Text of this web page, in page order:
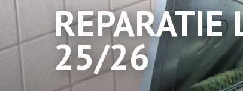
REPARATIE
25/26